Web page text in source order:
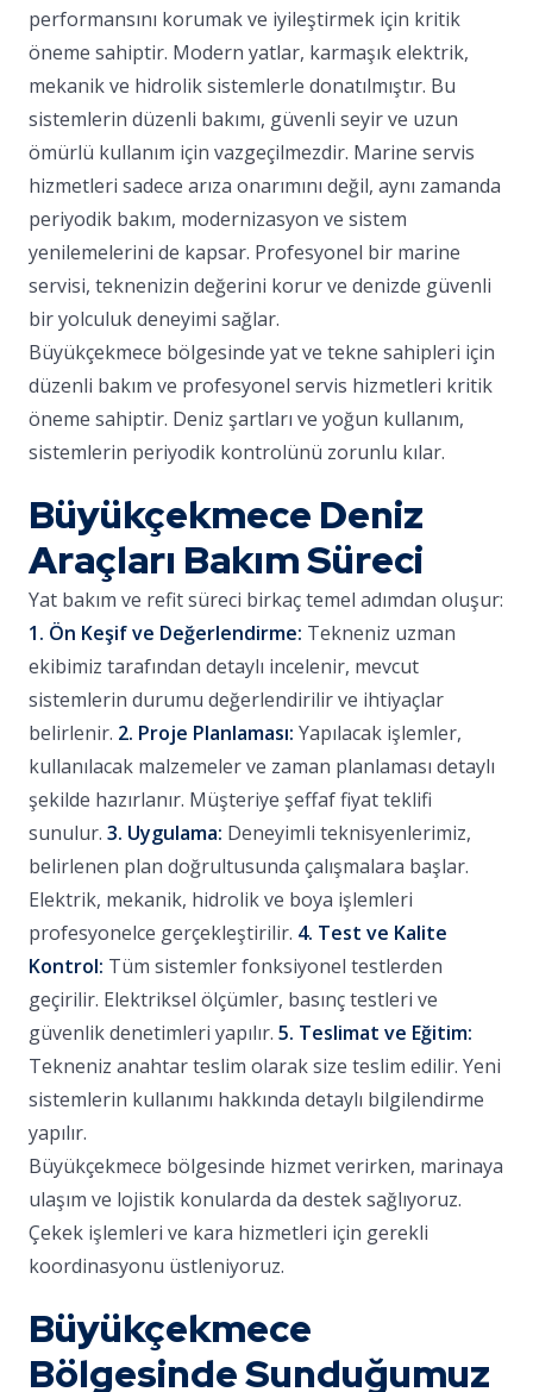
performansını korumak ve iyileştirmek için kritik
öneme sahiptir. Modern yatlar, karmaşık elektrik,
mekanik ve hidrolik sistemlerle donatılmıştır. Bu
sistemlerin düzenli bakımı, güvenli seyir ve uzun
ömürlü kullanım için vazgeçilmezdir. Marine servis
hizmetleri sadece arıza onarımını değil, aynı zamanda
periyodik bakım, modernizasyon ve sistem
yenilemelerini de kapsar. Profesyonel bir marine
servisi, teknenizin değerini korur ve denizde güvenli
bir yolculuk deneyimi sağlar.
Büyükçekmece bölgesinde yat ve tekne sahipleri için
düzenli bakım ve profesyonel servis hizmetleri kritik
öneme sahiptir. Deniz şartları ve yoğun kullanım,
sistemlerin periyodik kontrolünü zorunlu kılar.
Büyükçekmece Deniz
Araçları Bakım Süreci
Yat bakım ve refit süreci birkaç temel adımdan oluşur:
1. Ön Keşif ve Değerlendirme: Tekneniz uzman
ekibimiz tarafından detaylı incelenir, mevcut
sistemlerin durumu değerlendirilir ve ihtiyaçlar
belirlenir. 2. Proje Planlaması: Yapılacak işlemler,
kullanılacak malzemeler ve zaman planlaması detaylı
şekilde hazırlanır. Müşteriye şeffaf fiyat teklifi
sunulur. 3. Uygulama: Deneyimli teknisyenlerimiz,
belirlenen plan doğrultusunda çalışmalara başlar.
Elektrik, mekanik, hidrolik ve boya işlemleri
profesyonelce gerçekleştirilir. 4. Test ve Kalite
Kontrol: Tüm sistemler fonksiyonel testlerden
geçirilir. Elektriksel ölçümler, basınç testleri ve
güvenlik denetimleri yapılır. 5. Teslimat ve Eğitim:
Tekneniz anahtar teslim olarak size teslim edilir. Yeni
sistemlerin kullanımı hakkında detaylı bilgilendirme
yapılır.
Büyükçekmece bölgesinde hizmet verirken, marinaya
ulaşım ve lojistik konularda da destek sağlıyoruz.
Çekek işlemleri ve kara hizmetleri için gerekli
koordinasyonu üstleniyoruz.
Büyükçekmece
Bölgesinde Sunduğumuz